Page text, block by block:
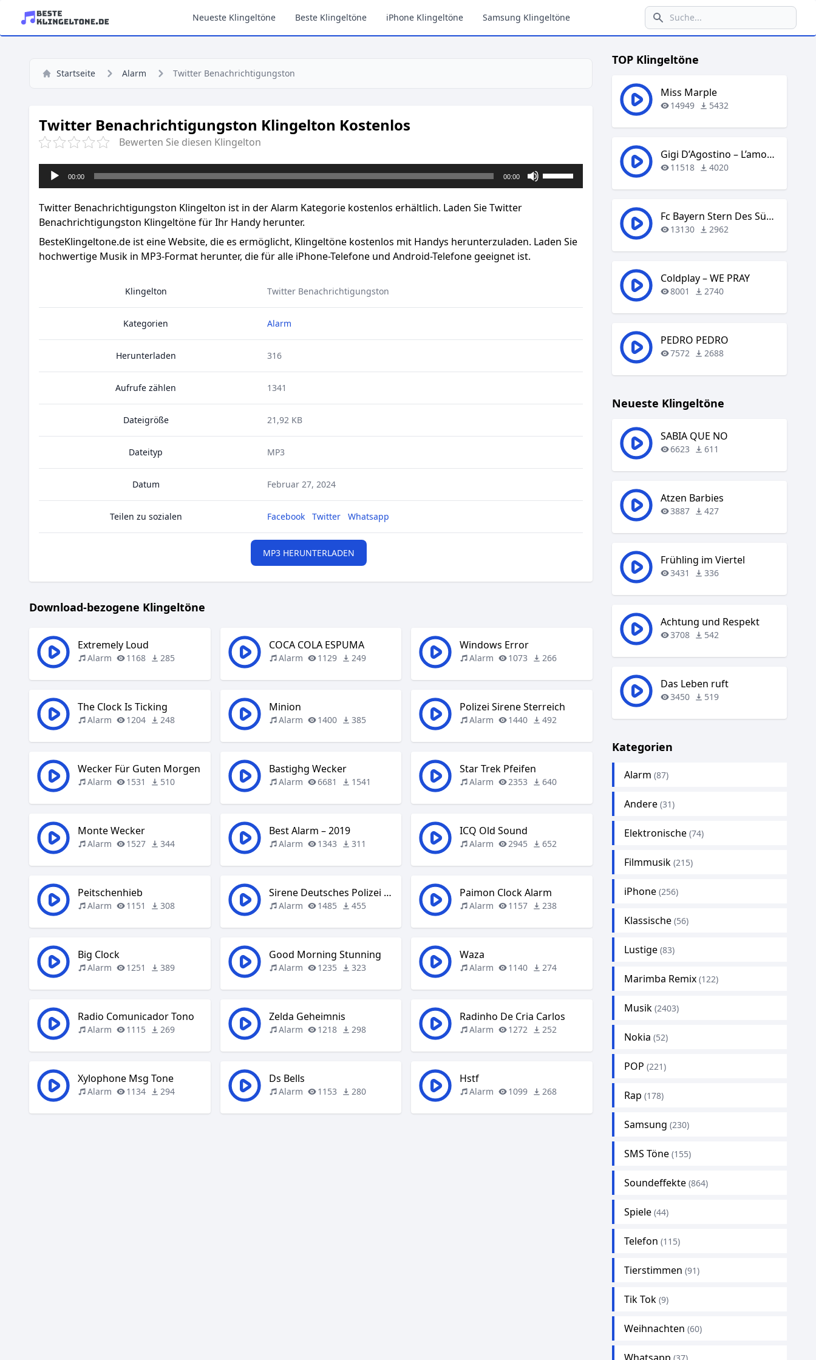
Neueste Klingeltöne Beste Klingeltöne iPhone Klingeltöne Samsung Klingeltöne
Startseite Alarm Twitter Benachrichtigungston
Twitter Benachrichtigungston Klingelton Kostenlos
Bewerten Sie diesen Klingelton
Audio-
Player
00:00 00:00
Lautstärke
Twitter Benachrichtigungston Klingelton ist in der Alarm Kategorie kostenlos erhältlich. Laden Sie Twitter
Benachrichtigungston Klingeltöne für Ihr Handy herunter.
BesteKlingeltone.de ist eine Website, die es ermöglicht, Klingeltöne kostenlos mit Handys herunterzuladen. Laden Sie
hochwertige Musik in MP3-Format herunter, die für alle iPhone-Telefone und Android-Telefone geeignet ist.
Klingelton Twitter Benachrichtigungston
Kategorien Alarm
Herunterladen 316
Aufrufe zählen 1341
Dateigröße 21,92 KB
Dateityp MP3
Datum Februar 27, 2024
Teilen zu sozialen Facebook Twitter Whatsapp
MP3 HERUNTERLADEN
Download-bezogene Klingeltöne
Extremely Loud
Alarm 1168 285
COCA COLA ESPUMA
Alarm 1129 249
Windows Error
Alarm 1073 266
The Clock Is Ticking
Alarm 1204 248
Minion
Alarm 1400 385
Polizei Sirene Sterreich
Alarm 1440 492
Wecker Für Guten Morgen
Alarm 1531 510
Bastighg Wecker
Alarm 6681 1541
Star Trek Pfeifen
Alarm 2353 640
Monte Wecker
Alarm 1527 344
Best Alarm – 2019
Alarm 1343 311
ICQ Old Sound
Alarm 2945 652
Peitschenhieb
Alarm 1151 308
Sirene Deutsches Polizei Auto
Alarm 1485 455
Paimon Clock Alarm
Alarm 1157 238
Big Clock
Alarm 1251 389
Good Morning Stunning
Alarm 1235 323
Waza
Alarm 1140 274
Radio Comunicador Tono
Alarm 1115 269
Zelda Geheimnis
Alarm 1218 298
Radinho De Cria Carlos
Alarm 1272 252
Xylophone Msg Tone
Alarm 1134 294
Ds Bells
Alarm 1153 280
Hstf
Alarm 1099 268
TOP Klingeltöne
Miss Marple
14949 5432
Gigi D’Agostino – L’amour Toujours
11518 4020
Fc Bayern Stern Des Südens
13130 2962
Coldplay – WE PRAY
8001 2740
PEDRO PEDRO
7572 2688
Neueste Klingeltöne
SABIA QUE NO
6623 611
Atzen Barbies
3887 427
Frühling im Viertel
3431 336
Achtung und Respekt
3708 542
Das Leben ruft
3450 519
Kategorien
Alarm (87)
Andere (31)
Elektronische (74)
Filmmusik (215)
iPhone (256)
Klassische (56)
Lustige (83)
Marimba Remix (122)
Musik (2403)
Nokia (52)
POP (221)
Rap (178)
Samsung (230)
SMS Töne (155)
Soundeffekte (864)
Spiele (44)
Telefon (115)
Tierstimmen (91)
Tik Tok (9)
Weihnachten (60)